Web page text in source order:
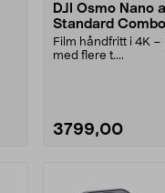
DJI Osmo Nano
Standard Combo
Film håndfritt i 4K –
med flere t....
3799,00
Se